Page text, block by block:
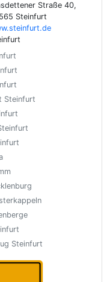
Straße 40,
Steinfurt
Steinfurt
Steinfurt